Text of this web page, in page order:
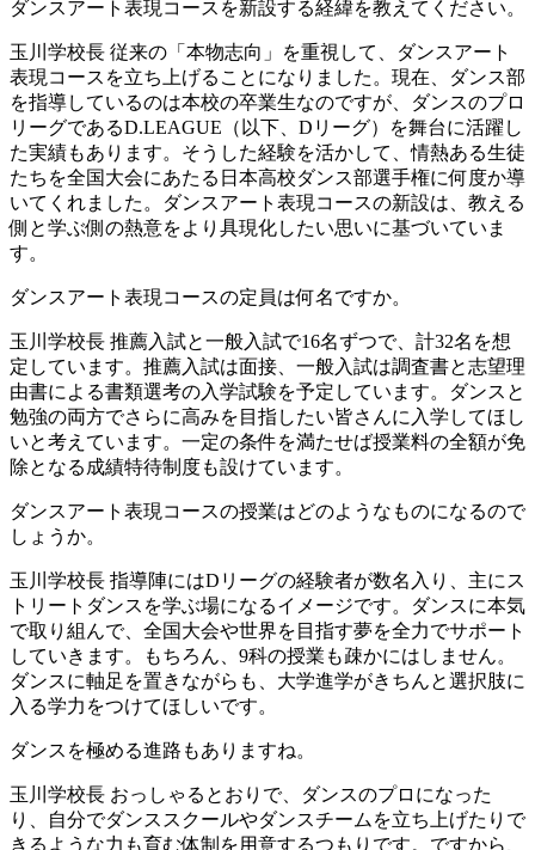
ダンスアート表現コースを新設する経緯を教えてください。
玉川学校長 従来の「本物志向」を重視して、ダンスアート
表現コースを立ち上げることになりました。現在、ダンス部
を指導しているのは本校の卒業生なのですが、ダンスのプロ
リーグであるD.LEAGUE（以下、Dリーグ）を舞台に活躍し
た実績もあります。そうした経験を活かして、情熱ある生徒
たちを全国大会にあたる日本高校ダンス部選手権に何度か導
いてくれました。ダンスアート表現コースの新設は、教える
側と学ぶ側の熱意をより具現化したい思いに基づいていま
す。
ダンスアート表現コースの定員は何名ですか。
玉川学校長 推薦入試と一般入試で16名ずつで、計32名を想
定しています。推薦入試は面接、一般入試は調査書と志望理
由書による書類選考の入学試験を予定しています。ダンスと
勉強の両方でさらに高みを目指したい皆さんに入学してほし
いと考えています。一定の条件を満たせば授業料の全額が免
除となる成績特待制度も設けています。
ダンスアート表現コースの授業はどのようなものになるので
しょうか。
玉川学校長 指導陣にはDリーグの経験者が数名入り、主にス
トリートダンスを学ぶ場になるイメージです。ダンスに本気
で取り組んで、全国大会や世界を目指す夢を全力でサポート
していきます。もちろん、9科の授業も疎かにはしません。
ダンスに軸足を置きながらも、大学進学がきちんと選択肢に
入る学力をつけてほしいです。
ダンスを極める進路もありますね。
玉川学校長 おっしゃるとおりで、ダンスのプロになった
り、自分でダンススクールやダンスチームを立ち上げたりで
きるような力も育む体制を用意するつもりです。ですから、